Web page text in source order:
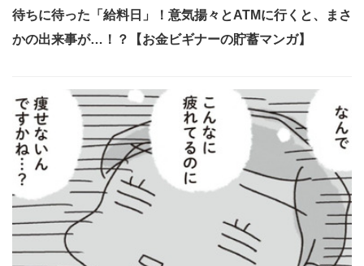
待ちに待った「給料日」！意気揚々とATMに行くと、まさ
かの出来事が…！？【お金ビギナーの貯蓄マンガ】